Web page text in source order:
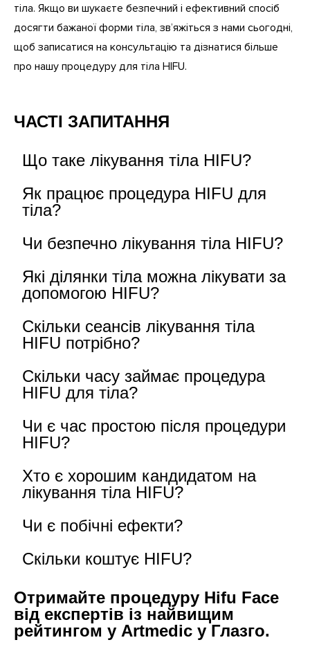
тіла. Якщо ви шукаєте безпечний і ефективний спосіб
досягти бажаної форми тіла, зв’яжіться з нами сьогодні,
щоб записатися на консультацію та дізнатися більше
про нашу процедуру для тіла HIFU.
ЧАСТІ ЗАПИТАННЯ
Що таке лікування тіла HIFU?
Як працює процедура HIFU для
тіла?
Чи безпечно лікування тіла HIFU?
Які ділянки тіла можна лікувати за
допомогою HIFU?
Скільки сеансів лікування тіла
HIFU потрібно?
Скільки часу займає процедура
HIFU для тіла?
Чи є час простою після процедури
HIFU?
Хто є хорошим кандидатом на
лікування тіла HIFU?
Чи є побічні ефекти?
Скільки коштує HIFU?
Отримайте процедуру Hifu Face
від експертів із найвищим
рейтингом у Artmedic у Глазго.